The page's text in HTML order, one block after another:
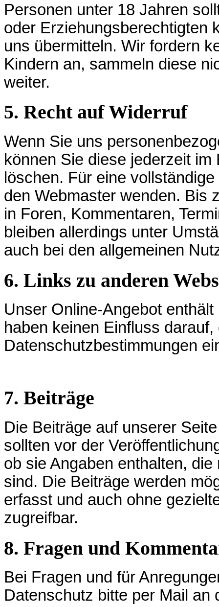
Personen unter 18 Jahren
oder Erziehungsberechtigten
uns übermitteln. Wir fordern
Kindern an, sammeln diese
weiter.
5. Recht auf Widerruf
Wenn Sie uns
können Sie diese jederzeit
löschen. Für eine
den Webmaster wenden. Bis
in Foren, Kommentaren,
bleiben allerdings unter
auch bei den allgemeinen
6. Links zu anderen
Unser Online-Angebot
haben keinen Einfluss
Datenschutzbestimmungen
7. Beiträge
Die Beiträge auf unserer
sollten vor der
ob sie Angaben enthalten,
sind. Die Beiträge werden
erfasst und auch ohne
zugreifbar.
8. Fragen und
Bei Fragen und für
Datenschutz bitte per Mail an